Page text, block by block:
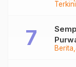
Terkini
Berita